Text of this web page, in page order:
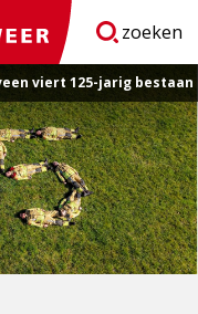
zoeken
viert 125-jarig